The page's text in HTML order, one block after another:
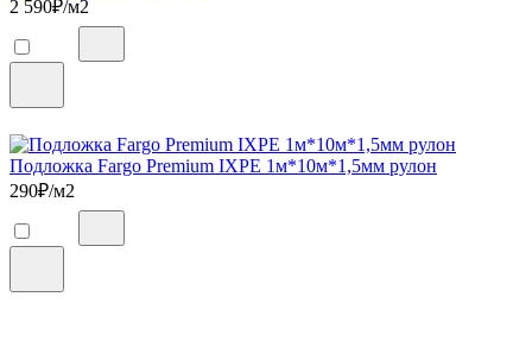
2 590₽/м2
Подложка Fargo Premium IXPE 1м*10м*1,5мм рулон
290₽/м2